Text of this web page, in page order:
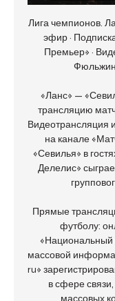
Лига чемпионов.
эфир ·
Премьер» ·
«Ланс» —
трансляцию
Видеотрансляция
на канале
«Севилья» в
Делелис»
Прямые
футболу:
«Национальный
массовой
ru»
в сфере
массовых